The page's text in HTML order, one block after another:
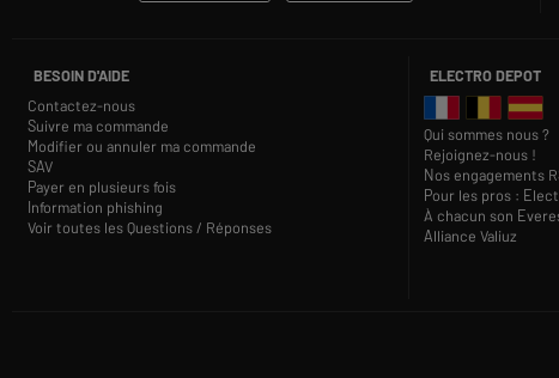
BESOIN D'AIDE
Contactez-nous
Suivre ma commande
Modifier ou annuler ma commande
SAV
Payer en plusieurs fois
Information phishing
Voir toutes les Questions / Réponses
ELECTRO DEPOT
Qui sommes nous ?
Rejoignez-nous !
Nos engagements
Pour les pros :
À chacun son
Alliance Valiuz